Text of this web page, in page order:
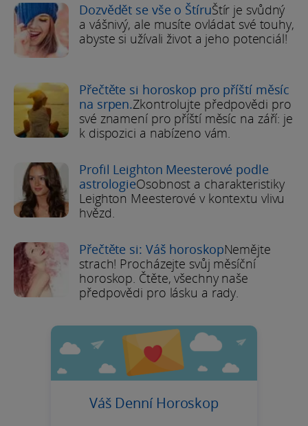
Dozvědět se vše o ŠtíruŠtír je svůdný
a vášnivý, ale musíte ovládat své touhy,
abyste si užívali život a jeho potenciál!
Přečtěte si horoskop pro příští měsíc
na srpen.Zkontrolujte předpovědi pro
své znamení pro příští měsíc na září: je
k dispozici a nabízeno vám.
Profil Leighton Meesterové podle
astrologieOsobnost a charakteristiky
Leighton Meesterové v kontextu vlivu
hvězd.
Přečtěte si: Váš horoskopNemějte
strach! Procházejte svůj měsíční
horoskop. Čtěte, všechny naše
předpovědi pro lásku a rady.
Váš Denní Horoskop